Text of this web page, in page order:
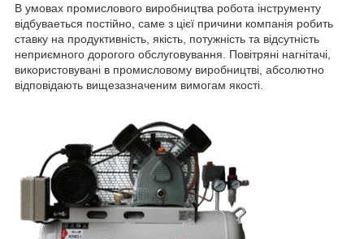
В умовах промислового виробництва робота інструменту
відбуваеться постійно, саме з цієї причини компанія робить
ставку на продуктивність, якість, потужність та відсутність
неприємного дорогого обслуговування. Повітряні нагнітачі,
використовувані в промисловому виробництві, абсолютно
відповідають вищезазначеним вимогам якості.